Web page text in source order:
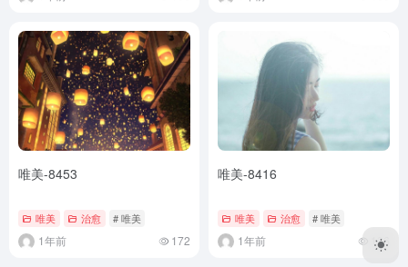
唯美-8453
唯美 治愈 # 唯美
1年前 172
唯美-8416
唯美 治愈 # 唯美
1年前 136